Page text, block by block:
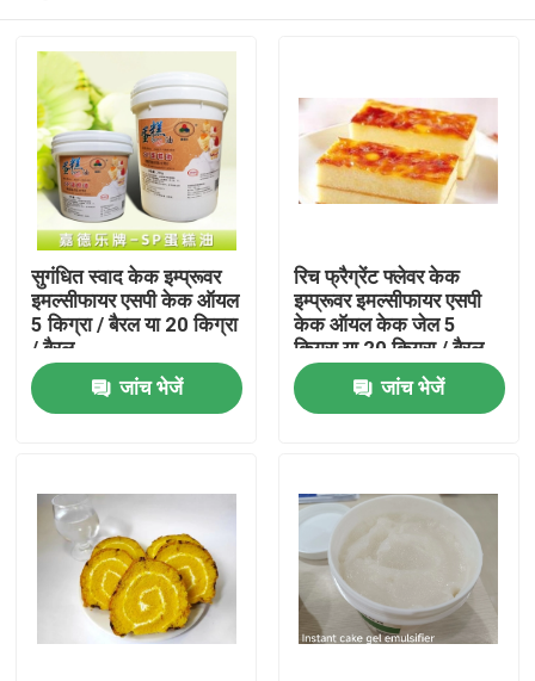
घर
वीडियो
वीआर शो
सुगंधित स्वाद केक इम्प्रूवर
इमल्सीफायर एसपी केक ऑयल
5 किग्रा / बैरल या 20 किग्रा
/ बैरल
जांच भेजें
रिच फ्रैग्रेंट फ्लेवर केक
इम्प्रूवर इमल्सीफायर एसपी
केक ऑयल केक जेल 5
किग्रा या 20 किग्रा / बैरल
जांच भेजें